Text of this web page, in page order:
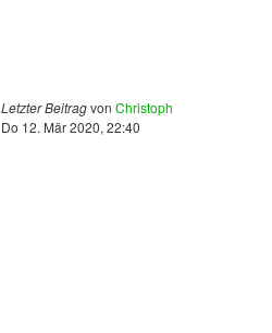
Letzter Beitragvon Christoph
Do 12. Mär 2020, 22:40